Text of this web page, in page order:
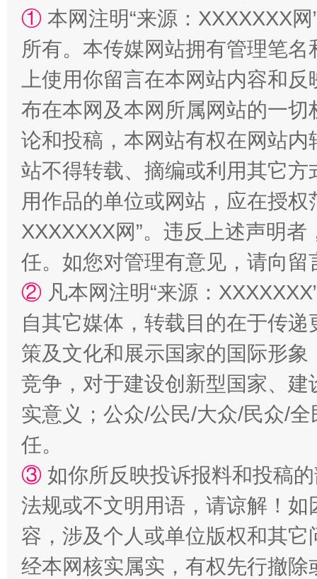
扯下公款旅游的“隐身衣” 如何以
“蜀中异人”王建安的艺术幻境
① 本网注明“来源：XXXXXXX
所有。本传媒网站拥有管理笔
上使用你留言在本网站内容和
布在本网及本网所属网站的一
论和投稿，本网站有权在网站
站不得转载、摘编或利用其它
用作品的单位或网站，应在授
XXXXXXX网”。违反上述声明
任。如您对管理有意见，请向
② 凡本网注明“来源：
自其它媒体，转载目的在于传
策及文化和展示国家的国际形
竞争，对于建设创新型国家、
实意义；公众/公民/大众/民众/
任。
③ 如你所反映投诉报料和投稿
法规或不文明用语，请谅解！
容，涉及个人或单位版权和其它
经本网核实属实，有权先行撤